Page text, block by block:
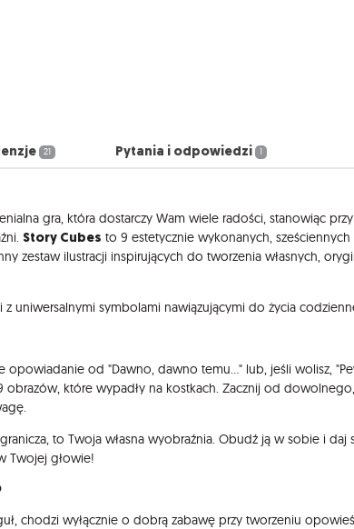
21 Pytania i odpowiedzi 1
gra, która dostarczy Wam wiele radości, stanowiąc
Story Cubes to 9 estetycznie wykonanych, sześciennych
zestaw ilustracji inspirujących do tworzenia własnych,
uniwersalnymi symbolami nawiązującymi do życia
opowiadanie od "Dawno, dawno temu..." lub, jeśli wolisz,
które wypadły na kostkach. Zacznij od
to Twoja własna wyobraźnia. Obudź ją w sobie i daj
Twojej głowie!
chodzi wyłącznie o dobrą zabawę przy tworzeniu